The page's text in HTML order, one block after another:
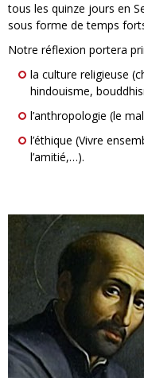
tous les quinze jours en
sous forme de temps
Notre réflexion portera
la culture religieuse
hindouisme,
l’anthropologie (le
l’éthique (Vivre
l’amitié,…).